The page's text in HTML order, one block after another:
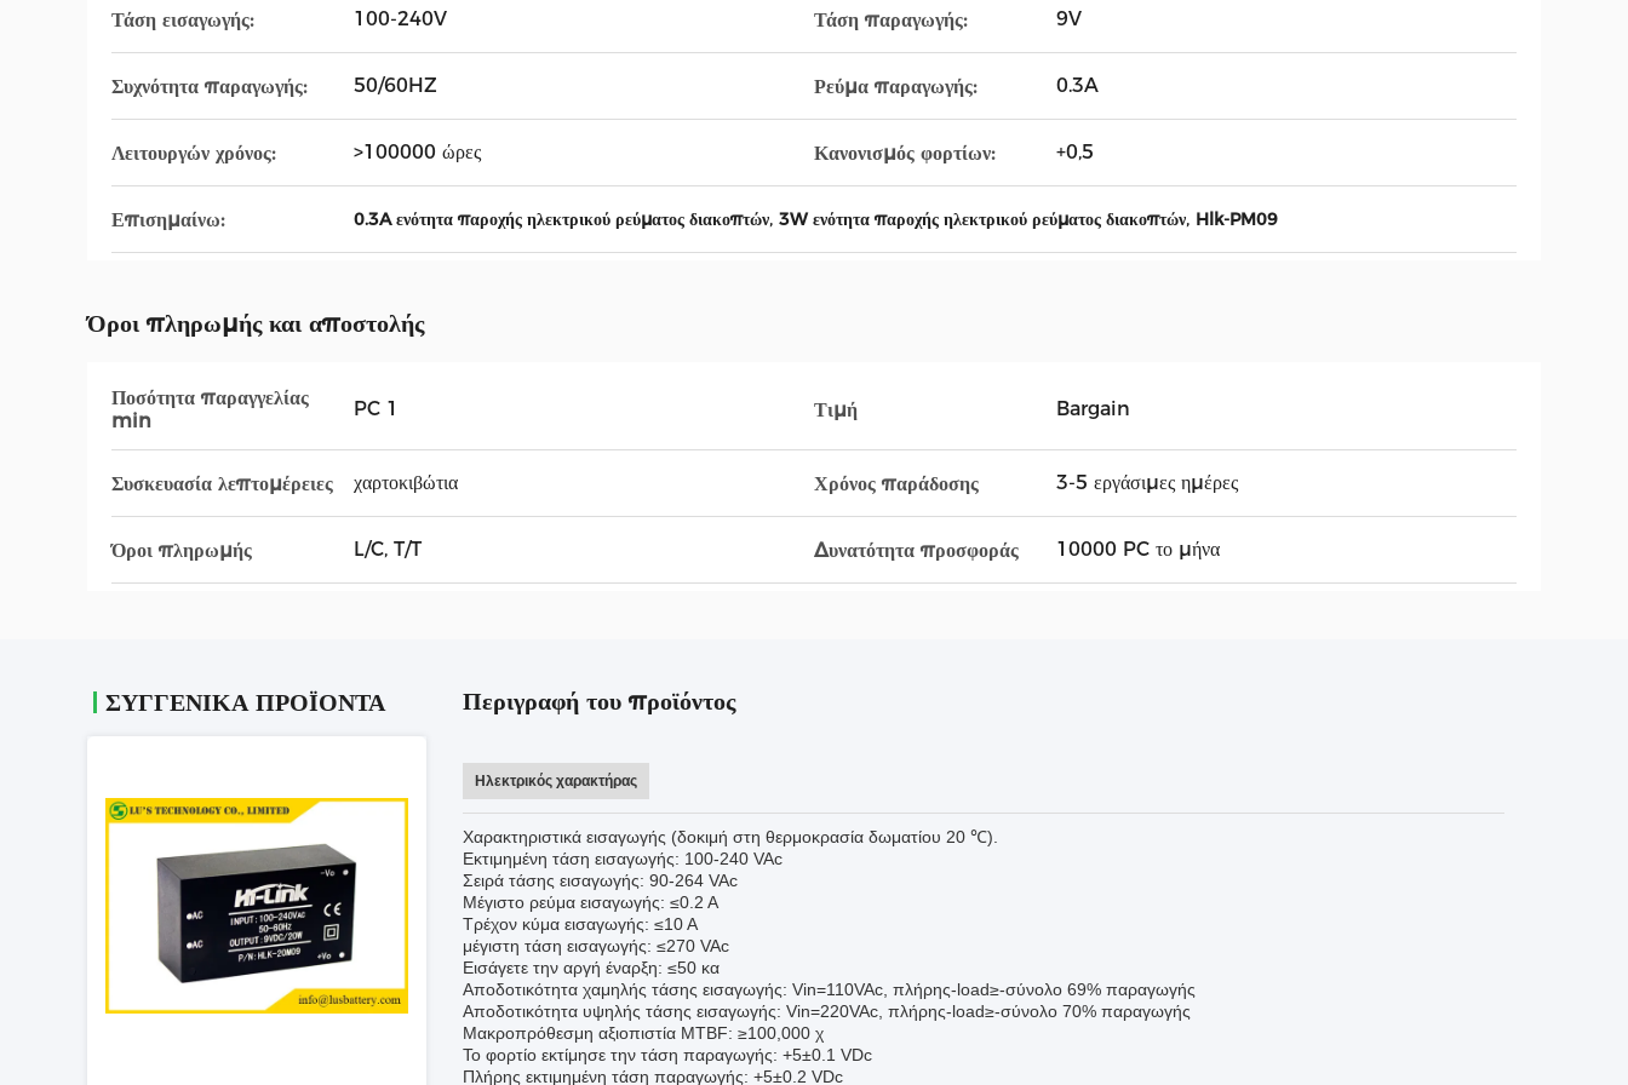
Τάση εισαγωγής: 100-240V Τάση παραγωγής: 9V
Συχνότητα παραγωγής: 50/60HZ Ρεύμα παραγωγής: 0.3A
Λειτουργών χρόνος: >100000 ώρες Κανονισμός φορτίων: +0,5
Επισημαίνω: 0.3A ενότητα παροχής ηλεκτρικού ρεύματος διακοπτών, 3W ενότητα παροχής ηλεκτρικού ρεύματος διακοπτών, Hlk-PM09
Όροι πληρωμής και αποστολής
Ποσότητα παραγγελίας
min
PC 1 Τιμή Bargain
Συσκευασία λεπτομέρειες χαρτοκιβώτια Χρόνος παράδοσης 3-5 εργάσιμες ημέρες
Όροι πληρωμής L/C, T/T Δυνατότητα προσφοράς 10000 PC το μήνα
ΣΥΓΓΕΝΙΚΆ ΠΡΟΪΌΝΤΑ Περιγραφή του προϊόντος
Ηλεκτρικός χαρακτήρας
Χαρακτηριστικά εισαγωγής (δοκιμή στη θερμοκρασία δωματίου 20 ℃).
Εκτιμημένη τάση εισαγωγής: 100-240 VAc
Σειρά τάσης εισαγωγής: 90-264 VAc
Μέγιστο ρεύμα εισαγωγής: ≤0.2 Α
Τρέχον κύμα εισαγωγής: ≤10 Α
μέγιστη τάση εισαγωγής: ≤270 VAc
Εισάγετε την αργή έναρξη: ≤50 κα
Αποδοτικότητα χαμηλής τάσης εισαγωγής: Vin=110VAc, πλήρης-load≥-σύνολο 69% παραγωγής
Αποδοτικότητα υψηλής τάσης εισαγωγής: Vin=220VAc, πλήρης-load≥-σύνολο 70% παραγωγής
Μακροπρόθεσμη αξιοπιστία MTBF: ≥100,000 χ
Το φορτίο εκτίμησε την τάση παραγωγής: +5±0.1 VDc
Πλήρης εκτιμημένη τάση παραγωγής: +5±0.2 VDc